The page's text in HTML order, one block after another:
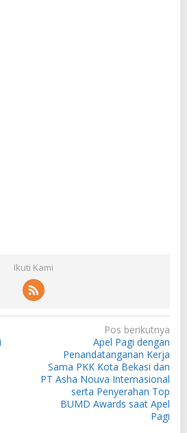
Ikuti Kami
Pos berikutnya
Apel Pagi dengan
Penandatanganan Kerja
Sama PKK Kota Bekasi dan
PT Asha Nouva Internasional
serta Penyerahan Top
BUMD Awards saat Apel
Pagi